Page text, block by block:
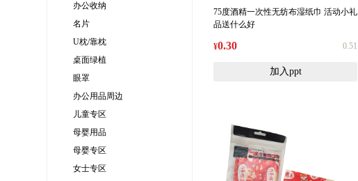
办公收纳
名片
U枕/靠枕
桌面绿植
眼罩
办公用品周边
儿童专区
母婴用品
母婴专区
女士专区
75度酒精一次性无纺布湿纸巾 活动小礼
品送什么好
¥0.30 0.51
加入ppt